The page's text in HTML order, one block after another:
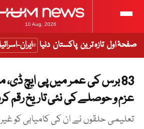
10 Aug, 2026
صفحۂ اول تازہ ترین پاکستان دنیا ایران-
83 برس کی عمر میں پی ایچ
عزم و حوصلے کی نئی تاریخ رقم
تعلیمی حلقوں نے ان کی کامیابی کو غیر